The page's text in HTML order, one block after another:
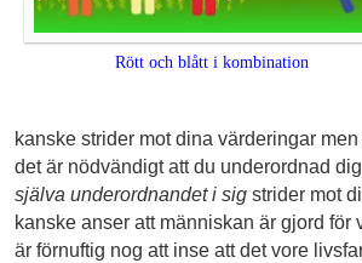
Rött och blått i kombination
kanske strider mot dina värderingar
det är nödvändigt att du underordnad
själva underordnandet i sig strider mot
kanske anser att människan är gjord för
är förnuftig nog att inse att det vore